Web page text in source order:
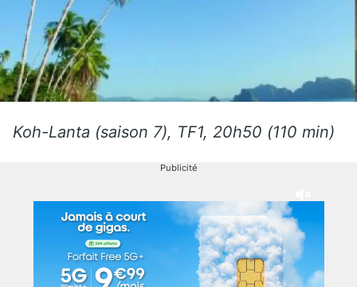
Koh-Lanta (saison 7), TF1, 20h50 (110 min)
Publicité